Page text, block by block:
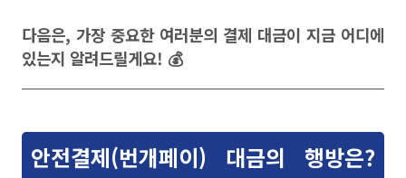
다음은, 가장 중요한 여러분의 결제 대금이 지금 어디에
있는지 알려드릴게요! 💰
안전결제(번개페이) 대금의 행방은?